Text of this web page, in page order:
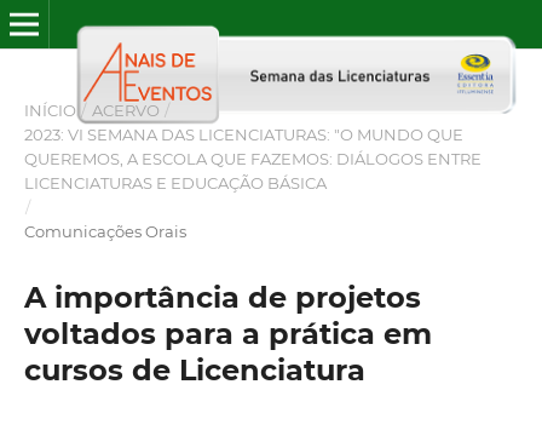
INÍCIO / ACERVO /
2023: VI SEMANA DAS LICENCIATURAS: "O MUNDO QUE
QUEREMOS, A ESCOLA QUE FAZEMOS: DIÁLOGOS ENTRE
LICENCIATURAS E EDUCAÇÃO BÁSICA
/
Comunicações Orais
A importância de projetos
voltados para a prática em
cursos de Licenciatura